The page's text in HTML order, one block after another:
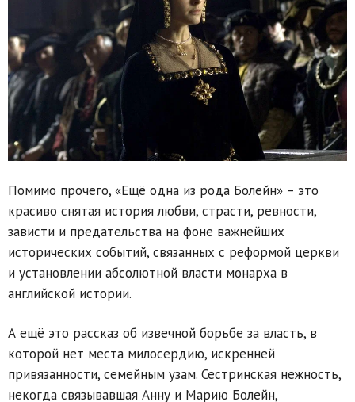
Помимо прочего, «Ещё одна из рода Болейн» – это
красиво снятая история любви, страсти, ревности,
зависти и предательства на фоне важнейших
исторических событий, связанных с реформой церкви
и установлении абсолютной власти монарха в
английской истории.
А ещё это рассказ об извечной борьбе за власть, в
которой нет места милосердию, искренней
привязанности, семейным узам. Сестринская нежность,
некогда связывавшая Анну и Марию Болейн,